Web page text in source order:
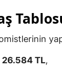
26.584 TL,